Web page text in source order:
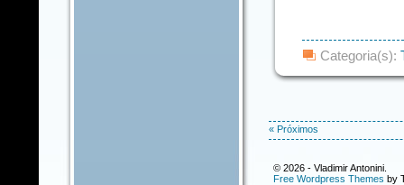
Categoria(s):
« Próximos
© 2026 - Vladimir Antonini.
Free Wordpress Themes by